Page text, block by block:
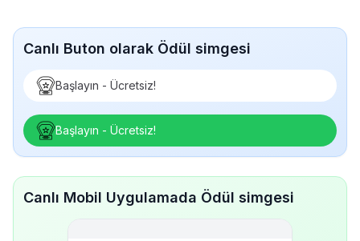
Canlı Buton olarak Ödül simgesi
Başlayın - Ücretsiz!
Başlayın - Ücretsiz!
Canlı Mobil Uygulamada Ödül simgesi